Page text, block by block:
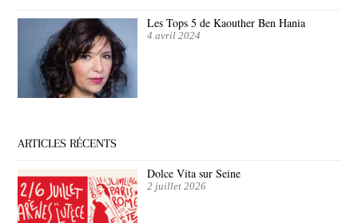
Les Tops 5 de Kaouther Ben Hania
4 avril 2024
ARTICLES RÉCENTS
Dolce Vita sur Seine
2 juillet 2026